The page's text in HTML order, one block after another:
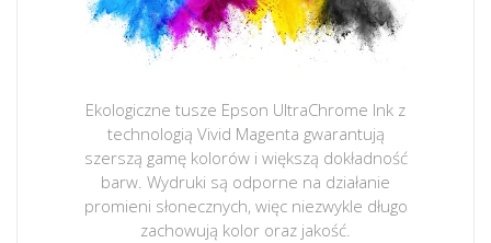
Ekologiczne tusze Epson UltraChrome Ink z
technologią Vivid Magenta gwarantują
szerszą gamę kolorów i większą dokładność
barw. Wydruki są odporne na działanie
promieni słonecznych, więc niezwykle długo
zachowują kolor oraz jakość.